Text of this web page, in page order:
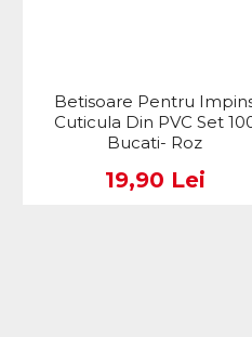
Betisoare Pentru
Cuticula Din PVC Set
Bucati- Roz
19,90 Lei